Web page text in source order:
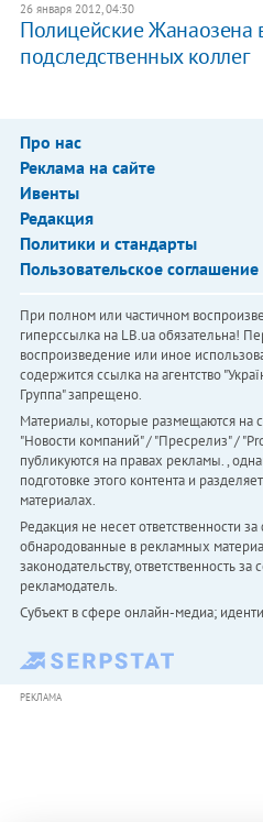
26 января 2012, 04:30
Полицейские Жанаозена
подследственных коллег
Про нас
Реклама на сайте
Ивенты
Редакция
Политики и стандарты
Пользовательское соглашение
При полном или частичном
гиперссылка на LB.ua обязательна!
воспроизведение или иное
содержится ссылка на агентство
Группа" запрещено.
Материалы, которые размещаются на
"Новости компаний" / "Пресрелиз" /
публикуются на правах рекламы. ,
подготовке этого контента и
материалах.
Редакция не несет ответственности
обнародованные в рекламных
законодательству, ответственность
рекламодатель.
Субъект в сфере онлайн-медиа;
РЕКЛАМА